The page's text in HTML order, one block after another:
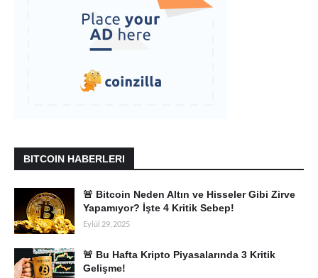
BITCOIN HABERLERI
🚨 Bitcoin Neden Altın ve Hisseler Gibi Zirve
Yapamıyor? İşte 4 Kritik Sebep!
Eylül 29, 2025
🚨 Bu Hafta Kripto Piyasalarında 3 Kritik
Gelişme!